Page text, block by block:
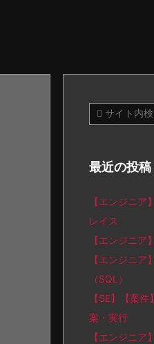
最近の投稿
【エンジニ
レイス
【エンジニ
【エンジニ
（SQL）
【SE】【案
案・実行
【エンジニア